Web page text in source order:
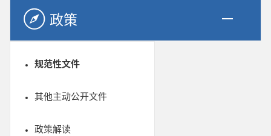
政策
规范性文件
其他主动公开文件
政策解读